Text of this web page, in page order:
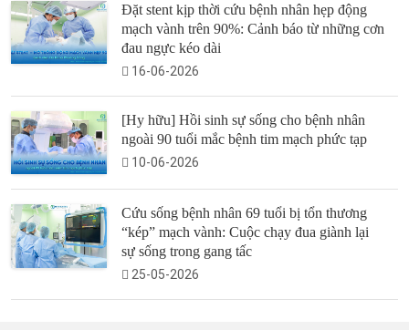
Đặt stent kịp thời cứu bệnh nhân hẹp động
mạch vành trên 90%: Cảnh báo từ những cơn
đau ngực kéo dài
16-06-2026
[Hy hữu] Hồi sinh sự sống cho bệnh nhân
ngoài 90 tuổi mắc bệnh tim mạch phức tạp
10-06-2026
Cứu sống bệnh nhân 69 tuổi bị tổn thương
“kép” mạch vành: Cuộc chạy đua giành lại
sự sống trong gang tấc
25-05-2026